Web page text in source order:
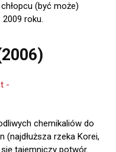
(być może)
roku.
chemikaliów do
(najdłuższa rzeka Korei,
tajemniczy potwór.